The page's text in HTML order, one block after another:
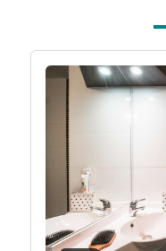
Voir les détails